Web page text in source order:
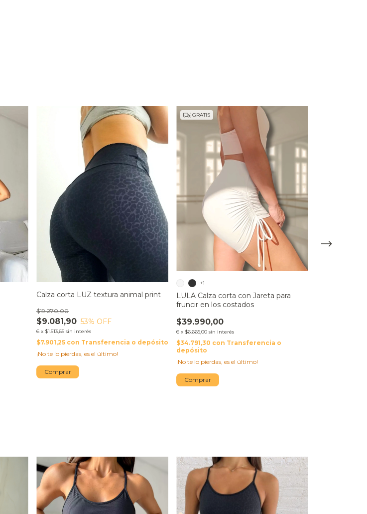
Calza corta LUZ textura animal print
$9.081,90
$19.270,00
53% OFF
6 x $1.513,65 sin interés
$7.901,25 con Transferencia o depósito
¡No te lo pierdas, es el último!
Comprar
GRATIS
LULA Calza corta con Jareta para
fruncir en los costados
$39.990,00
6 x $6.665,00 sin interés
$34.791,30 con Transferencia o
depósito
¡No te lo pierdas, es el último!
+1
Comprar